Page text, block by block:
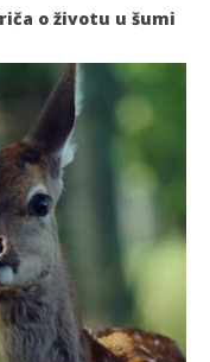
o životu u šumi